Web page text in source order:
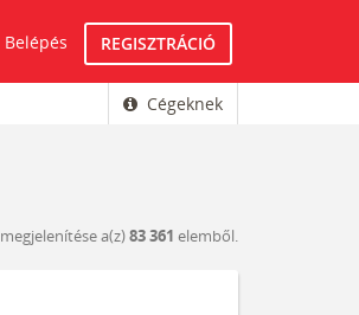
Belépés REGISZTRÁCIÓ
Cégeknek
megjelenítése a(z)83 361 elemből.